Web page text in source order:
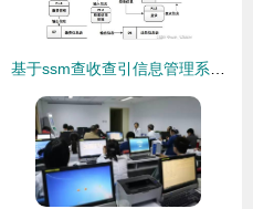
基于ssm查收查引信息管理系統 計算機畢設 附源碼40588